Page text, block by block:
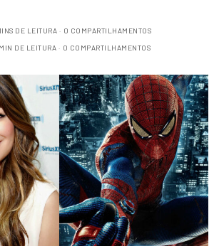
DE LEITURA 0 COMPARTILHAMENTOS
DE LEITURA 0 COMPARTILHAMENTOS